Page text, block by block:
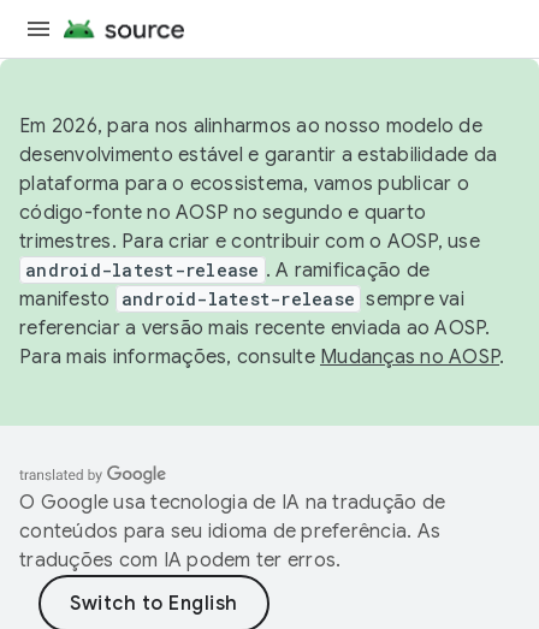
Em 2026, para nos alinharmos ao nosso modelo de
desenvolvimento estável e garantir a estabilidade da
plataforma para o ecossistema, vamos publicar o
código-fonte no AOSP no segundo e quarto
trimestres. Para criar e contribuir com o AOSP, use
android-latest-release . A ramificação de
manifesto
android-latest-release sempre vai
referenciar a versão mais recente enviada ao AOSP.
Para mais informações, consulte Mudanças no AOSP.
O Google usa tecnologia de IA na tradução de
conteúdos para seu idioma de preferência. As
traduções com IA podem ter erros.